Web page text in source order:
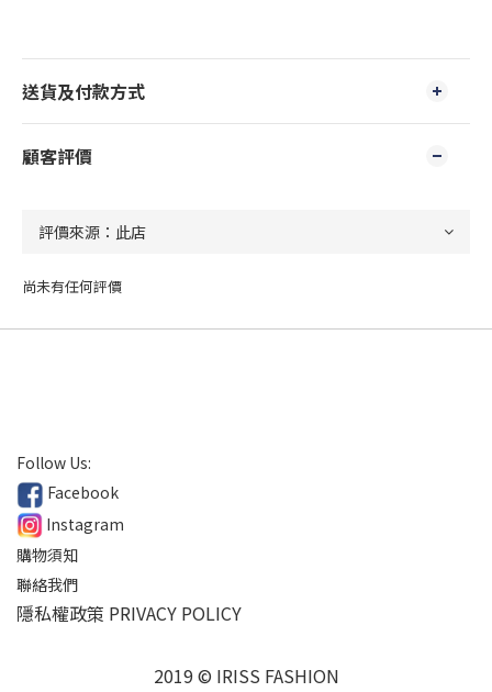
送貨及付款方式
顧客評價
尚未有任何評價
Follow Us:
Facebook
Instagram
購物須知
聯絡我們
隱私權政策 PRIVACY POLICY
2019 © IRISS FASHION